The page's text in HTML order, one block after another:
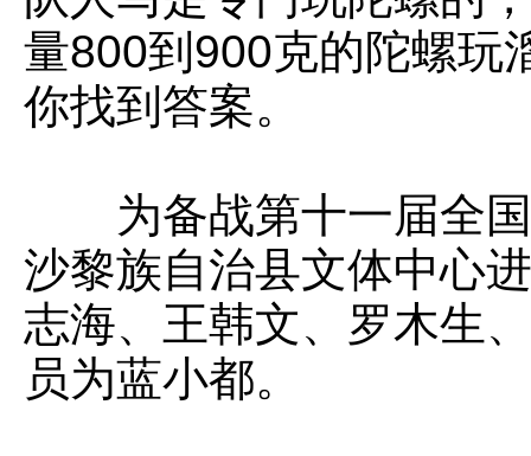
量800到900克的陀螺玩
你找到答案。
为备战第十一届全国
沙黎族自治县文体中心
志海、王韩文、罗木生
员为蓝小都。